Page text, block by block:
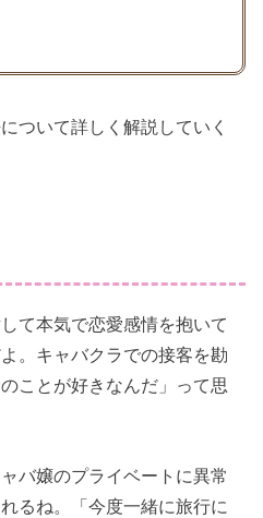
ついて詳しく解説していく
て本気で恋愛感情を抱いて
。キャバクラでの接客を勘
ことが好きなんだ」って思
バ嬢のプライベートに異常
るね。「今度一緒に旅行に